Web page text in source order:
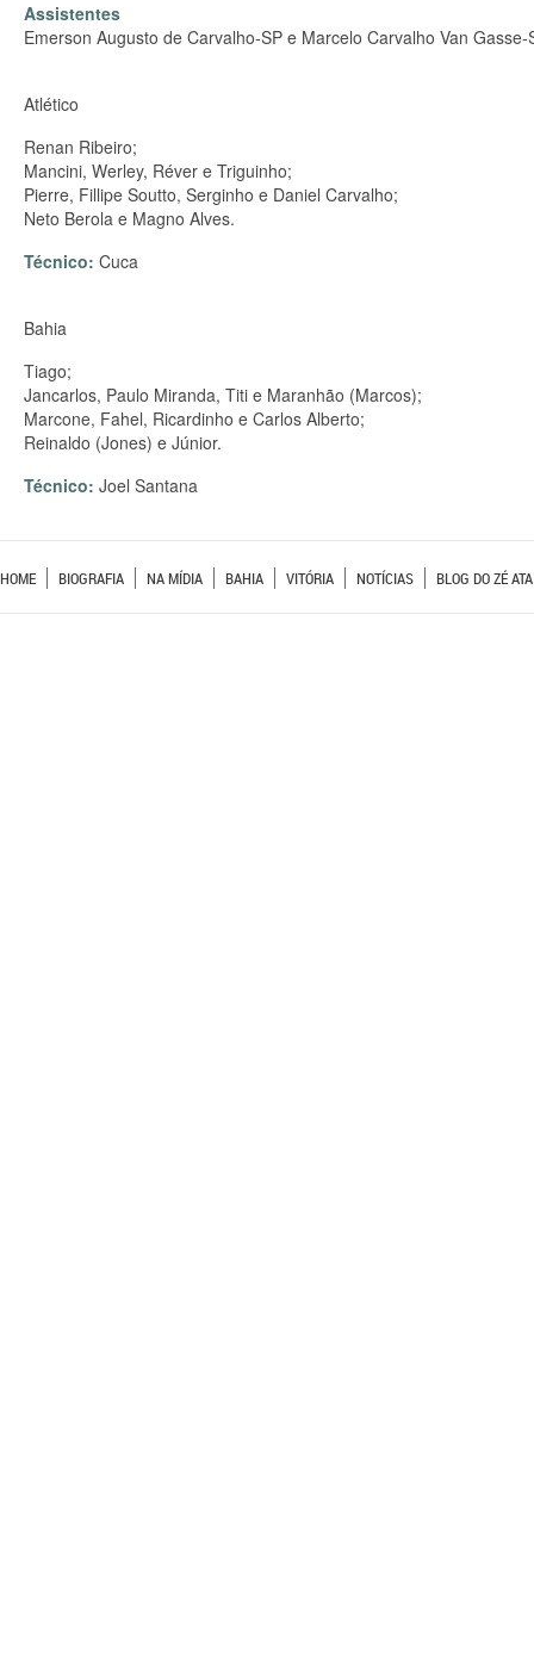
Assistentes
Emerson Augusto de Carvalho-SP e Marcelo Carvalho Van Gasse-
Atlético
Renan Ribeiro;
Mancini, Werley, Réver e Triguinho;
Pierre, Fillipe Soutto, Serginho e Daniel Carvalho;
Neto Berola e Magno Alves.
Técnico: Cuca
Bahia
Tiago;
Jancarlos, Paulo Miranda, Titi e Maranhão (Marcos);
Marcone, Fahel, Ricardinho e Carlos Alberto;
Reinaldo (Jones) e Júnior.
Técnico: Joel Santana
HOME BIOGRAFIA NA MÍDIA BAHIA VITÓRIA NOTÍCIAS BLOG DO ZÉ